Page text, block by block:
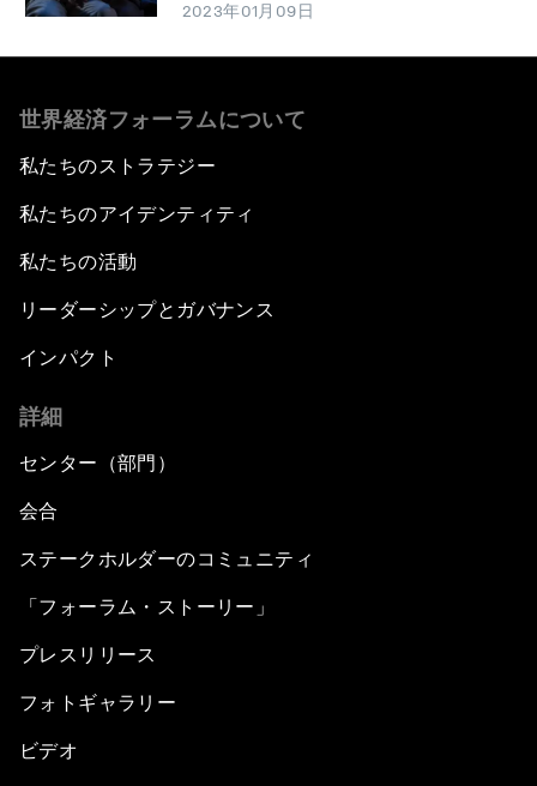
2023年01月09日
世界経済フォーラムについて
私たちのストラテジー
私たちのアイデンティティ
私たちの活動
リーダーシップとガバナンス
インパクト
詳細
センター（部門）
会合
ステークホルダーのコミュニティ
「フォーラム・ストーリー」
プレスリリース
フォトギャラリー
ビデオ